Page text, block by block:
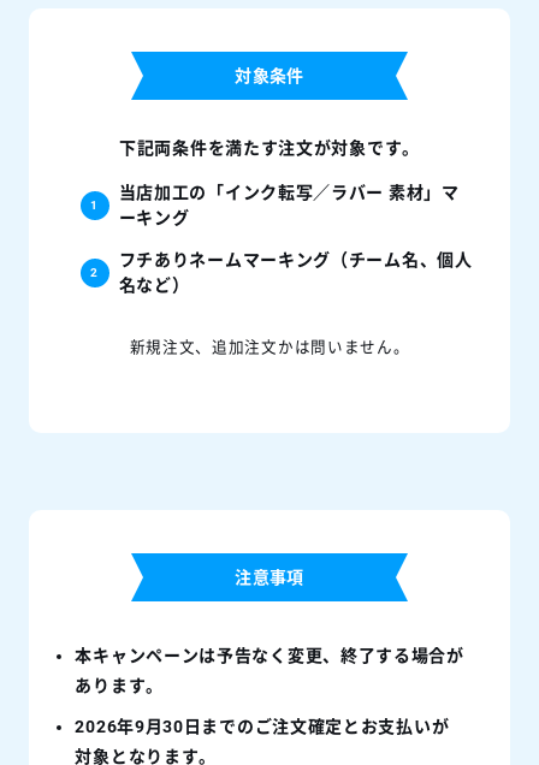
対象条件
下記両条件を満たす注文が対象です。
当店加工の「インク転写／ラバー 素材」マ
ーキング
フチありネームマーキング（チーム名、個人
名など）
新規注文、追加注文かは問いません。
注意事項
本キャンペーンは予告なく変更、終了する場合が
あります。
2026年9月30日までのご注文確定とお支払いが
対象となります。